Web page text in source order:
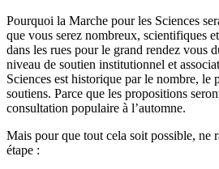
Pourquoi la Marche pour les Sciences
que vous serez nombreux, scientifiques
dans les rues pour le grand rendez vous
niveau de soutien institutionnel et
Sciences est historique par le nombre, le
soutiens. Parce que les propositions
consultation populaire à l’automne.
Mais pour que tout cela soit possible, ne
étape :